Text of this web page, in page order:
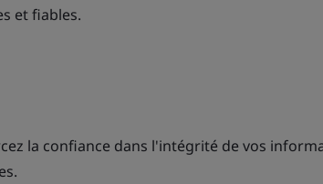
et fiables.
la confiance dans l'intégrité de vos